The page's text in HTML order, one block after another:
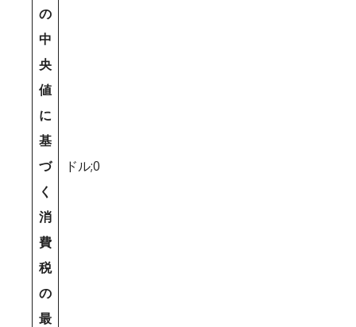
の
中
央
値
に
基
づ
く
消
費
税
の
最
ドル;0